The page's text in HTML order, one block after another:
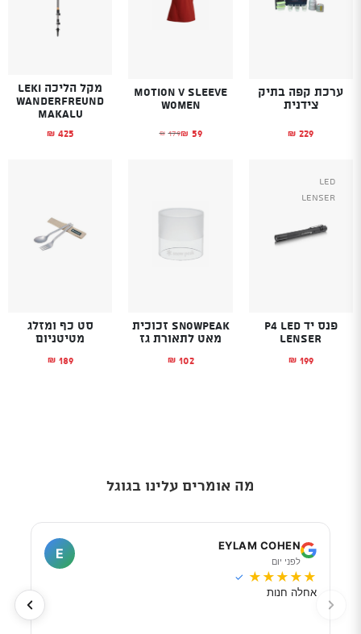
ערכת קפה בתיק
צידנית
₪ 229
Motion V Sleeve
Women
₪ 179
המחיר המקורי היה: ₪179.₪ 59 המחיר הנוכחי הוא: ₪59.
מקל הליכה LEKI
WANDERFREUND
MAKALU
₪ 425
Led
Lenser
פנס יד P4 LED
LENSER
₪ 199
SnowPeak זכוכית
מאט לתאורת גז
₪ 102
סט כף ומזלג
מטיטניום
₪ 189
מה אומרים עלינו בגוגל
EYLAM COHEN
לפני יום
E
★
★
★
★
★
✓
אחלה חנות